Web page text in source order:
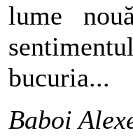
lume
bucuria...
Baboi